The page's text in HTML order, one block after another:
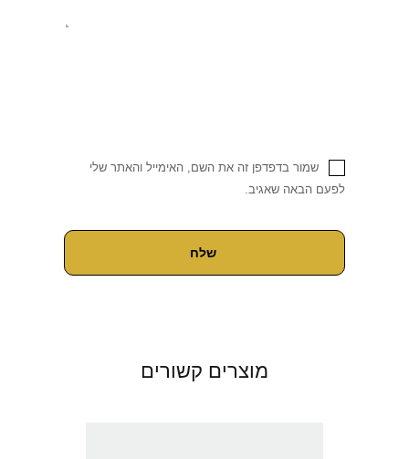
שמור בדפדפן זה את השם, האימייל והאתר שלי
לפעם הבאה שאגיב.
מוצרים קשורים